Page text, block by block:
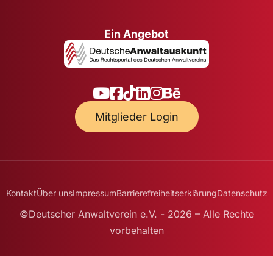
Ein Angebot
Mitglieder Login
KontaktÜber unsImpressumBarrierefreiheitserklärungDatenschutz
©Deutscher Anwaltverein e.V. - 2026 – Alle Rechte
vorbehalten